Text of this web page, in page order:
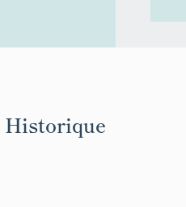
Historique